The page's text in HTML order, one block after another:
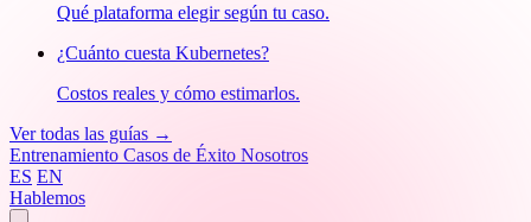
Qué plataforma elegir según tu caso.
¿Cuánto cuesta Kubernetes?
Costos reales y cómo estimarlos.
Ver todas las guías →
Entrenamiento Casos de Éxito Nosotros
ES EN
Hablemos